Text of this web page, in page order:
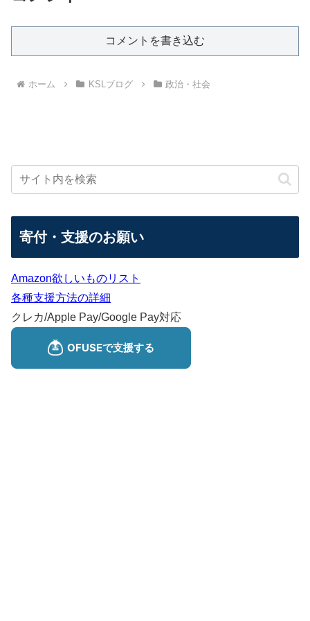
コメントを書き込む
ホーム KSLブログ 政治・社会
寄付・支援のお願い
Amazon欲しいものリスト
各種支援方法の詳細
クレカ/Apple Pay/Google Pay対応